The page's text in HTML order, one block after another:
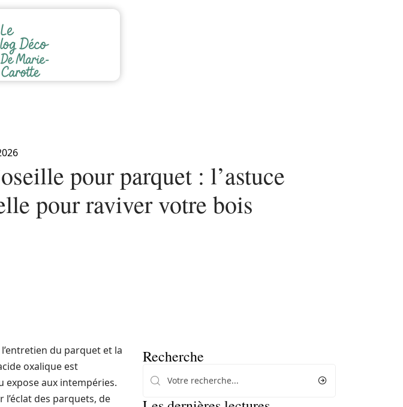
pour parquet : l’astuce
pour raviver votre bois
du parquet et la
oxalique est
aux intempéries.
des parquets, de
Recherche